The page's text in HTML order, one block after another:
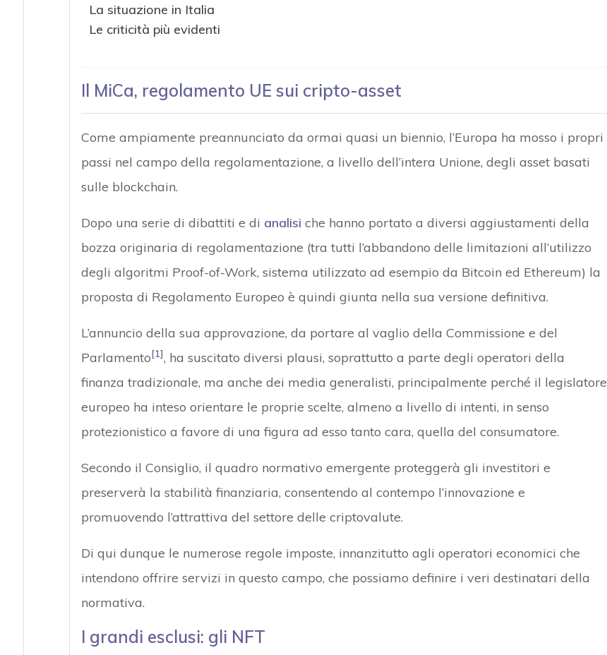
La situazione in Italia
Le criticità più evidenti
Il MiCa, regolamento UE sui cripto-asset
Come ampiamente preannunciato da ormai quasi un biennio, l’Europa ha mosso i propri
passi nel campo della regolamentazione, a livello dell’intera Unione, degli asset basati
sulle blockchain.
Dopo una serie di dibattiti e di analisi che hanno portato a diversi aggiustamenti della
bozza originaria di regolamentazione (tra tutti l’abbandono delle limitazioni all’utilizzo
degli algoritmi Proof-of-Work, sistema utilizzato ad esempio da Bitcoin ed Ethereum) la
proposta di Regolamento Europeo è quindi giunta nella sua versione definitiva.
L’annuncio della sua approvazione, da portare al vaglio della Commissione e del
Parlamento[1], ha suscitato diversi plausi, soprattutto a parte degli operatori della
finanza tradizionale, ma anche dei media generalisti, principalmente perché il legislatore
europeo ha inteso orientare le proprie scelte, almeno a livello di intenti, in senso
protezionistico a favore di una figura ad esso tanto cara, quella del consumatore.
Secondo il Consiglio, il quadro normativo emergente proteggerà gli investitori e
preserverà la stabilità finanziaria, consentendo al contempo l’innovazione e
promuovendo l’attrattiva del settore delle criptovalute.
Di qui dunque le numerose regole imposte, innanzitutto agli operatori economici che
intendono offrire servizi in questo campo, che possiamo definire i veri destinatari della
normativa.
I grandi esclusi: gli NFT